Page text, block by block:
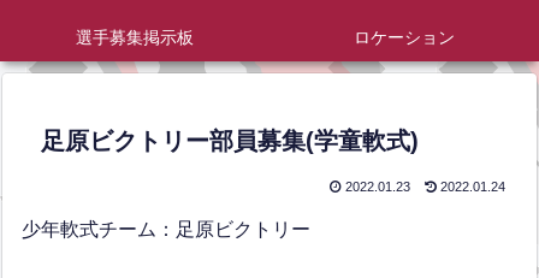
選手募集掲示板 ロケーション
足原ビクトリー部員募集(学童軟式)
2022.01.23 2022.01.24
少年軟式チーム：足原ビクトリー